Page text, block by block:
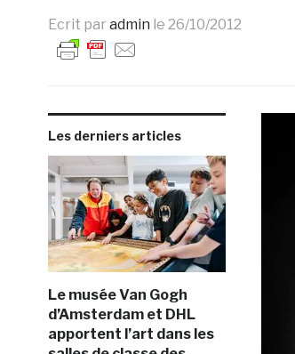
Ecrit par admin le 26/10/2012
Les derniers articles
Le musée Van Gogh
d’Amsterdam et DHL
apportent l’art dans les